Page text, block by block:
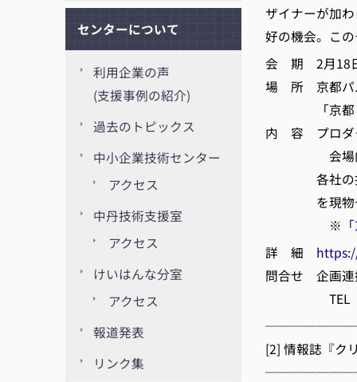
ザイナーが加
好の機会。こ
会 期 2月18日
場 所 京都パ
「京都ビジ
内 容 プロダ
会場内に各
各社の担当
を現物やパ
※
詳 細
問合せ 企画連
TEL 075-
[2] 情報誌『ク
センターについて
利用企業の声
(支援事例の紹介)
過去のトピックス
中小企業技術センター
アクセス
中丹技術支援室
アクセス
けいはんな分室
アクセス
報道発表
リンク集